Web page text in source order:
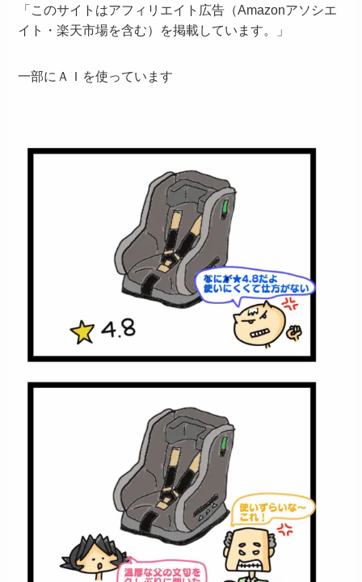
「このサイトはアフィリエイト広告（Amazonアソシエ
イト・楽天市場を含む）を掲載しています。」
一部にＡＩを使っています